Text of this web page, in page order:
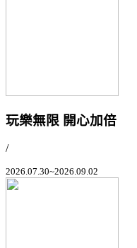
玩樂無限 開心加倍
/
2026.07.30~2026.09.02